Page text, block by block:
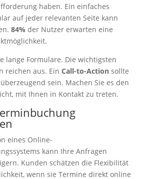
haben. Ein einfaches
auf jeder relevanten Seite kann
84% der Nutzer erwarten eine
lange Formulare. Die wichtigsten
reichen aus. Ein Call-to-Actionsollte
sein. Machen Sie es den
mit Ihnen in Kontakt zu treten.
eines Online-
kann Ihre Anfragen
Kunden schätzen die Flexibilität
wenn sie Termine direkt online